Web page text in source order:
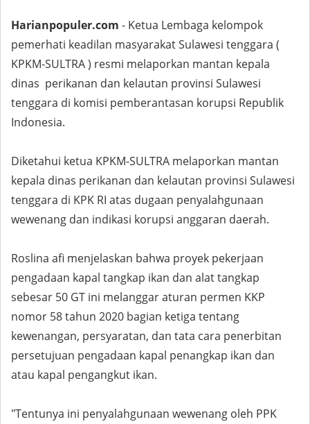
Harianpopuler.com - Ketua Lembaga kelompok
pemerhati keadilan masyarakat Sulawesi tenggara (
KPKM-SULTRA ) resmi melaporkan mantan kepala
dinas perikanan dan kelautan provinsi Sulawesi
tenggara di komisi pemberantasan korupsi Republik
Indonesia.
Diketahui ketua KPKM-SULTRA melaporkan mantan
kepala dinas perikanan dan kelautan provinsi Sulawesi
tenggara di KPK RI atas dugaan penyalahgunaan
wewenang dan indikasi korupsi anggaran daerah.
Roslina afi menjelaskan bahwa proyek pekerjaan
pengadaan kapal tangkap ikan dan alat tangkap
sebesar 50 GT ini melanggar aturan permen KKP
nomor 58 tahun 2020 bagian ketiga tentang
kewenangan, persyaratan, dan tata cara penerbitan
persetujuan pengadaan kapal penangkap ikan dan
atau kapal pengangkut ikan.
"Tentunya ini penyalahgunaan wewenang oleh PPK